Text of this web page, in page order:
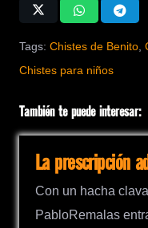
Tags: Chistes de Benito
Chistes para niños
También te puede interesar:
La prescripción
Con un hacha
PabloRemalas